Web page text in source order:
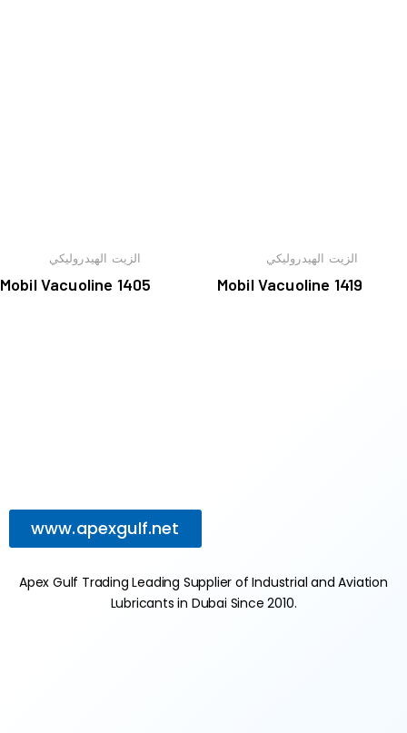
الزيت الهيدروليكي
Mobil Vacuoline 1405
الزيت الهيدروليكي
Mobil Vacuoline 1419
www.apexgulf.net
Apex Gulf Trading Leading Supplier of Industrial and Aviation
Lubricants in Dubai Since 2010.